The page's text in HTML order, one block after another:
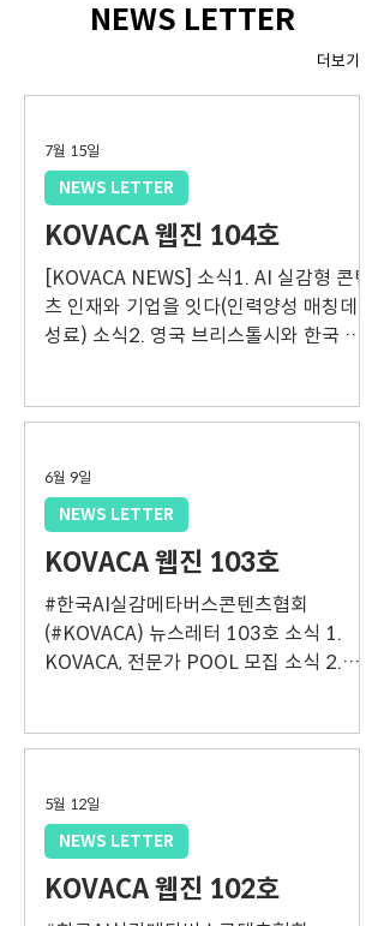
NEWS LETTER
더보기
KOVACA 웹진 104호
[KOVACA NEWS] 소식1. AI 실감형 콘텐
츠 인재와 기업을 잇다(인력양성 매칭데이
성료) 소식2. 영국 브리스톨시와 한국 기
럽 진출 협력 논의 소식4. 한국 기업 에스
아 혁신청과 유럽 진출 협력 기반 마련 소
식6. 'XRM 2027 Seoul' 유치 비전 발표
소식7. 영국 창의산업 기관과 협력 채널 구
축 [신기술컨퍼런스 개최] 소식1. DAMF
2026 개최 안내 소식2. AI SUMMIT
SEOUL & EXPO 2026 개최 안내 [정부
지원사업 모집공고] 소식1. 싱가포르 미디
참가기업 모집 [나라장터 입찰공고 목록
사별 링크는 첨부된 PDF 파일을 통해 확
인해 주시기 바랍니다.
NEWS LETTER
7월 15일
KOVACA 웹진 103호
#한국AI실감메타버스콘텐츠협회
(#KOVACA) 뉴스레터 103호 소식 1.
KOVACA, 전문가 POOL 모집 소식 2.
과학기술정보통신부 「고성능 컴퓨팅 지
년도 AX 원스톱 바우처」 지원사업 수요기
업 추가 모집 공고 소식 5. 나라장터 입찰
공고 목록 (AI·AR·V·RMETAVERSE) ※
웹진 기사별 링크는 첨부된 PDF 파일을
NEWS LETTER
6월 9일
KOVACA 웹진 102호
NEWS LETTER
5월 12일